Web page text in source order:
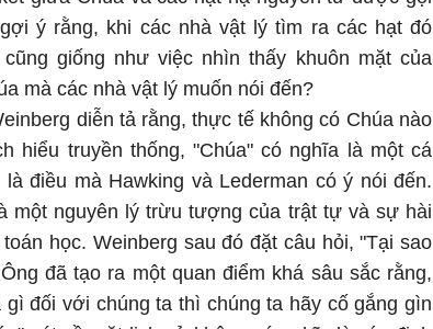
ý rằng, khi các nhà vật lý tìm ra các hạt đó
giống như việc nhìn thấy khuôn mặt của
mà các nhà vật lý muốn nói đến?
diễn tả rằng, thực tế không có Chúa nào
hiểu truyền thống, "Chúa" có nghĩa là một cá
điều mà Hawking và Lederman có ý nói đến.
một nguyên lý trừu tượng của trật tự và sự hài
học. Weinberg sau đó đặt câu hỏi, "Tại sao
đã tạo ra một quan điểm khá sâu sắc rằng,
đối với chúng ta thì chúng ta hãy cố gắng gìn